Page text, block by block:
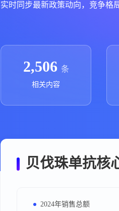
时讯
政策法规
药品生产企业
实时同步最新政策动向，竞争格
2,506 条
相关内容
贝伐珠单抗核
2024年销售总额